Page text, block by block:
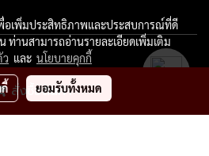
สั่งซื้อสินค้า
พื่อเพิ่มประสิทธิภาพและประสบการณ์ที่ดี
ท่านสามารถอ่านรายละเอียดเพิ่มเติม
และ นโยบายคุกกี้
ยอมรับทั้งหมด